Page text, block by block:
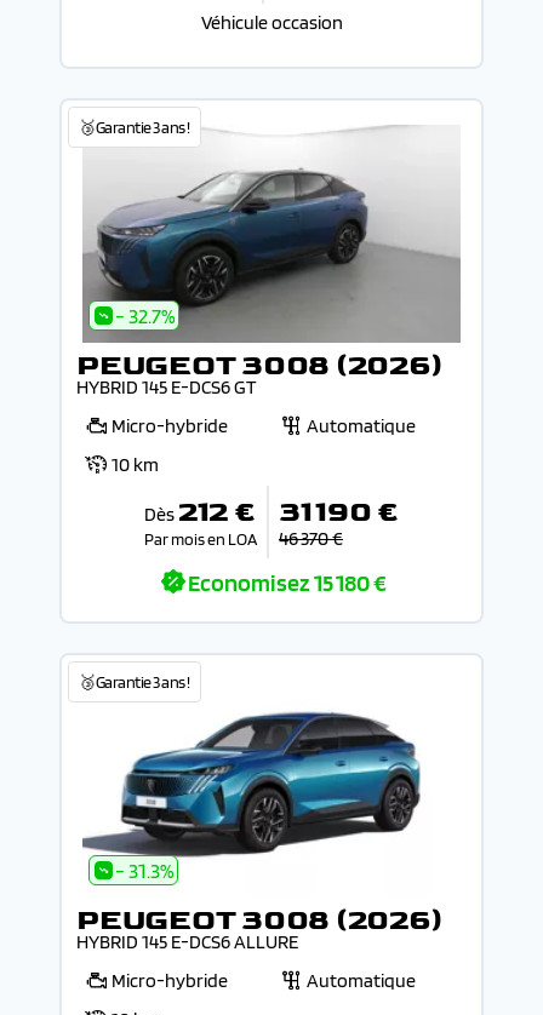
Véhicule occasion
🥉Garantie 3 ans !
- 32.7%
PEUGEOT 3008 (2026)
HYBRID 145 E-DCS6 GT
Micro-hybride
Automatique
10 km
Dès 212 €
Par mois en LOA
31 190 €
46 370 €
Economisez15 180 €
🥉Garantie 3 ans !
- 31.3%
PEUGEOT 3008 (2026)
HYBRID 145 E-DCS6 ALLURE
Micro-hybride
Automatique